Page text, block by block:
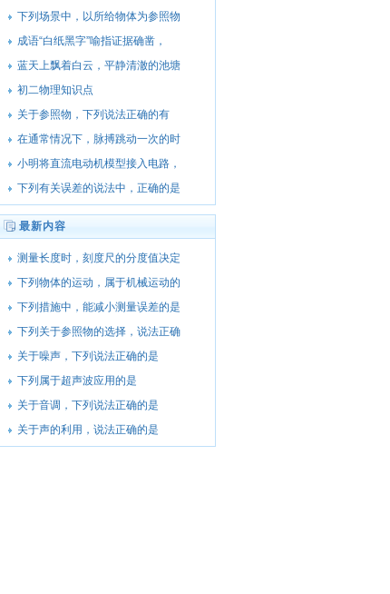
下列场景中，以所给物体为参照物
成语“白纸黑字”喻指证据确凿，
蓝天上飘着白云，平静清澈的池塘
初二物理知识点
关于参照物，下列说法正确的有
在通常情况下，脉搏跳动一次的时
小明将直流电动机模型接入电路，
下列有关误差的说法中，正确的是
最新内容
测量长度时，刻度尺的分度值决定
下列物体的运动，属于机械运动的
下列措施中，能减小测量误差的是
下列关于参照物的选择，说法正确
关于噪声，下列说法正确的是
下列属于超声波应用的是
关于音调，下列说法正确的是
关于声的利用，说法正确的是